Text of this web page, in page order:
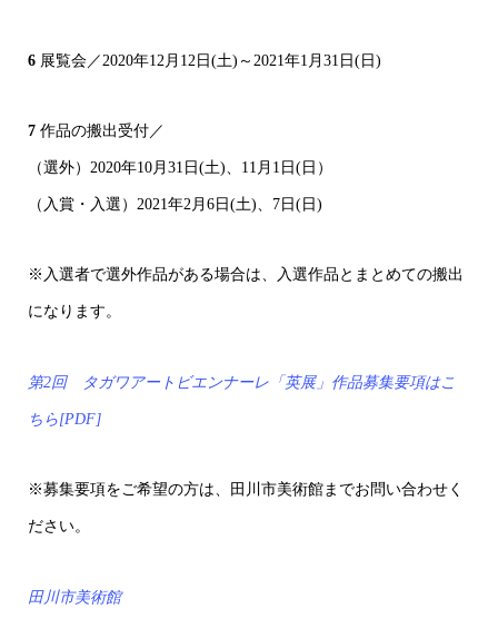
6展覧会／2020年12月12日(土)～2021年1月31日(日)
7作品の搬出受付／
（選外）2020年10月31日(土)、11月1日(日）
（入賞・入選）2021年2月6日(土)、7日(日)
※入選者で選外作品がある場合は、入選作品とまとめての搬出
になります。
第2回 タガワアートビエンナーレ「英展」作品募集要項はこ
ちら[PDF]
※募集要項をご希望の方は、田川市美術館までお問い合わせく
ださい。
田川市美術館